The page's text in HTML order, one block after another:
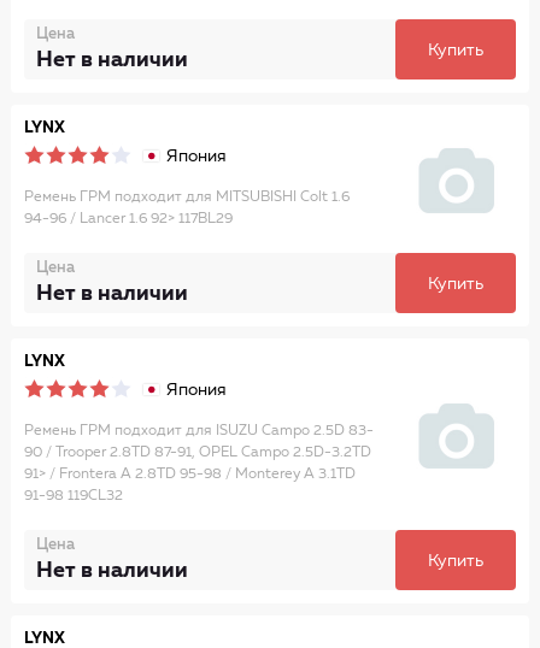
Цена
Нет в наличии Купить
LYNX
Япония
Ремень ГРМ подходит для MITSUBISHI Colt 1.6
94-96 / Lancer 1.6 92> 117BL29
Цена
Нет в наличии Купить
LYNX
Япония
Ремень ГРМ подходит для ISUZU Campo 2.5D 83-
90 / Trooper 2.8TD 87-91, OPEL Campo 2.5D-3.2TD
91> / Frontera A 2.8TD 95-98 / Monterey A 3.1TD
91-98 119CL32
Цена
Нет в наличии Купить
LYNX